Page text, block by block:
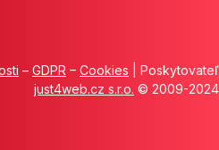
– GDPR – Cookies | Poskytovateľ
just4web.cz s.r.o. © 2009-2024